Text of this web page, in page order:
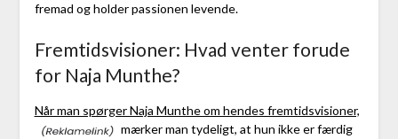
fremad og holder passionen levende.
Fremtidsvisioner: Hvad venter forude
for Naja Munthe?
Når man spørger Naja Munthe om hendes fremtidsvisioner,
mærker man tydeligt, at hun ikke er færdig